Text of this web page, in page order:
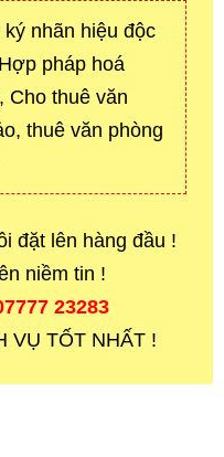
ký nhãn hiệu độc
pháp hoá
Cho thuê văn
thuê văn phòng
đặt lên hàng đầu !
niềm tin !
23283
VỤ TỐT NHẤT !